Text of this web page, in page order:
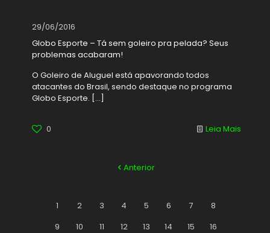
29/06/2016
Globo Esporte – Tá sem goleiro pra pelada? Seus
problemas acabaram!
O Goleiro de Aluguel está apavorando todos
atacantes do Brasil, sendo destaque no programa
Globo Esporte. […]
0 Leia Mais
Anterior
1 2 3 4 5 6 7
8
9
10 11 12 13 14 15
16